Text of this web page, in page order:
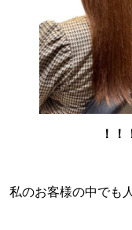
！！
私のお客様の中でも